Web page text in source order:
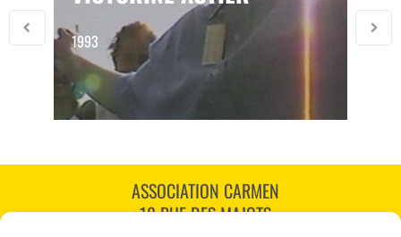
1993
ASSOCIATION CARMEN
18 RUE DES MAJOTS